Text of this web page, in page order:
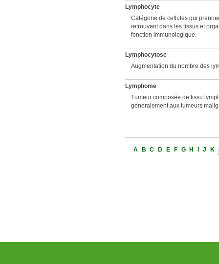
Lymphocyte
Catégorie de cellules qui
retrouvent dans les tissus et
fonction immunologique.
Lymphocytose
Augmentation du nombre des
Lymphome
Tumeur composée de tissu
généralement aux tumeurs
A B C D E F G H J K